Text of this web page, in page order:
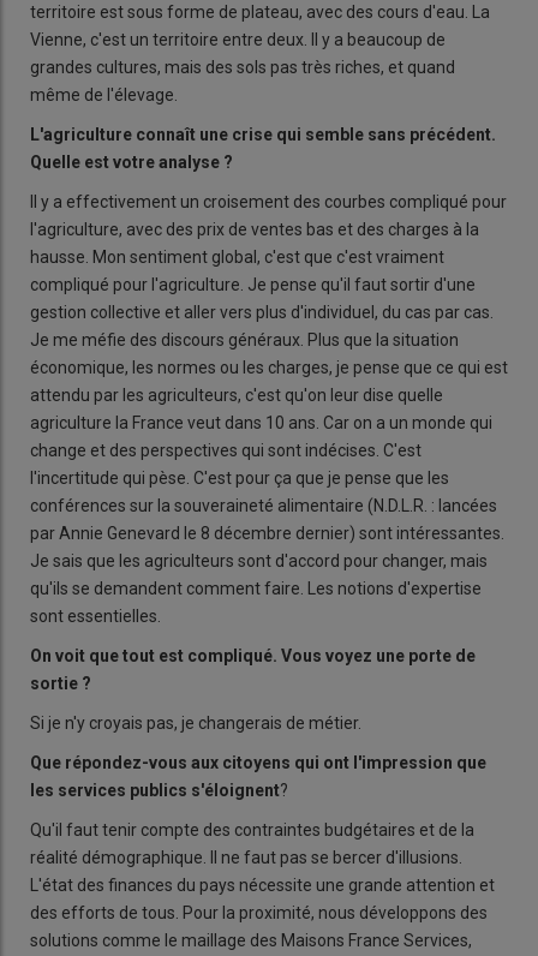
territoire est sous forme de plateau, avec des cours d'eau. La
Vienne, c'est un territoire entre deux. Il y a beaucoup de
grandes cultures, mais des sols pas très riches, et quand
même de l'élevage.
L'agriculture connaît une crise qui semble sans précédent.
Quelle est votre analyse ?
Il y a effectivement un croisement des courbes compliqué pour
l'agriculture, avec des prix de ventes bas et des charges à la
hausse. Mon sentiment global, c'est que c'est vraiment
compliqué pour l'agriculture. Je pense qu'il faut sortir d'une
gestion collective et aller vers plus d'individuel, du cas par cas.
Je me méfie des discours généraux. Plus que la situation
économique, les normes ou les charges, je pense que ce qui est
attendu par les agriculteurs, c'est qu'on leur dise quelle
agriculture la France veut dans 10 ans. Car on a un monde qui
change et des perspectives qui sont indécises. C'est
l'incertitude qui pèse. C'est pour ça que je pense que les
conférences sur la souveraineté alimentaire (N.D.L.R. : lancées
par Annie Genevard le 8 décembre dernier) sont intéressantes.
Je sais que les agriculteurs sont d'accord pour changer, mais
qu'ils se demandent comment faire. Les notions d'expertise
sont essentielles.
On voit que tout est compliqué. Vous voyez une porte de
sortie ?
Si je n'y croyais pas, je changerais de métier.
Que répondez-vous aux citoyens qui ont l'impression que
les services publics s'éloignent?
Qu'il faut tenir compte des contraintes budgétaires et de la
réalité démographique. Il ne faut pas se bercer d'illusions.
L'état des finances du pays nécessite une grande attention et
des efforts de tous. Pour la proximité, nous développons des
solutions comme le maillage des Maisons France Services,